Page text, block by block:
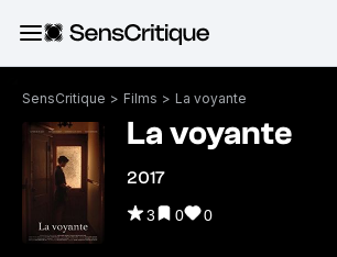
SensCritique > Films > La voyante
La voyante
2017
3 0 0